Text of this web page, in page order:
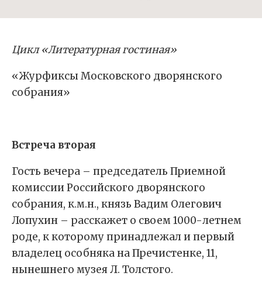
Цикл «Литературная гостиная»
«Журфиксы Московского дворянского
собрания»
Встреча вторая
Гость вечера – председатель Приемной
комиссии Российского дворянского
собрания, к.м.н., князь Вадим Олегович
Лопухин – расскажет о своем 1000-летнем
роде, к которому принадлежал и первый
владелец особняка на Пречистенке, 11,
нынешнего музея Л. Толстого.